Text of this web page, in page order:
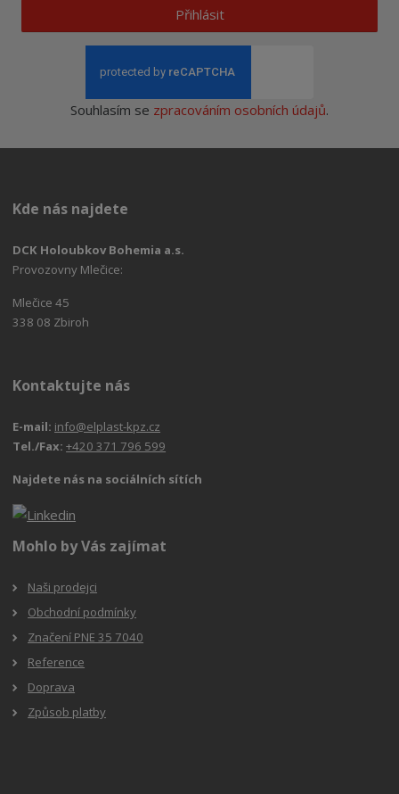
Přihlásit
Souhlasím se zpracováním osobních údajů.
Kde nás najdete
DCK Holoubkov Bohemia a.s.
Provozovny Mlečice:
Mlečice 45
338 08 Zbiroh
Kontaktujte nás
E-mail: info@elplast-kpz.cz
Tel./Fax:+420 371 796 599
Najdete nás na sociálních sítích
Mohlo by Vás zajímat
Naši prodejci
Obchodní podmínky
Značení PNE 35 7040
Reference
Doprava
Způsob platby